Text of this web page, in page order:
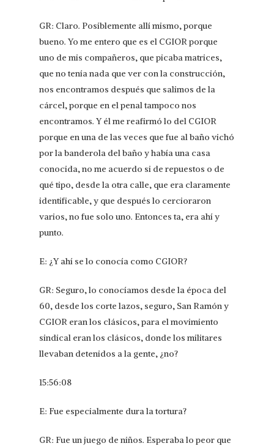
GR: Claro. Posiblemente allí mismo, porque
bueno. Yo me entero que es el CGIOR porque
uno de mis compañeros, que picaba matrices,
que no tenía nada que ver con la construcción,
nos encontramos después que salimos de la
cárcel, porque en el penal tampoco nos
encontramos. Y él me reafirmó lo del CGIOR
porque en una de las veces que fue al baño vichó
por la banderola del baño y había una casa
conocida, no me acuerdo si de repuestos o de
qué tipo, desde la otra calle, que era claramente
identificable, y que después lo cercioraron
varios, no fue solo uno. Entonces ta, era ahí y
punto.
E: ¿Y ahí se lo conocía como CGIOR?
GR: Seguro, lo conocíamos desde la época del
60, desde los corte lazos, seguro, San Ramón y
CGIOR eran los clásicos, para el movimiento
sindical eran los clásicos, donde los militares
llevaban detenidos a la gente, ¿no?
15:56:08
E: Fue especialmente dura la tortura?
GR: Fue un juego de niños. Esperaba lo peor que